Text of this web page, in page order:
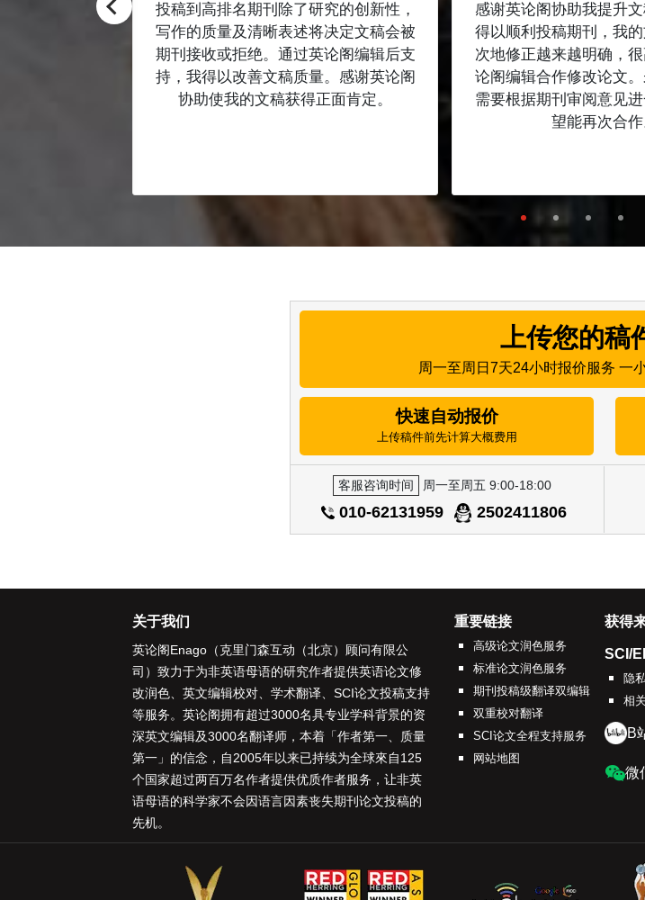
投稿到高排名期刊除了研究的创新性，
写作的质量及清晰表述将决定文稿会被
期刊接收或拒绝。通过英论阁编辑后支
持，我得以改善文稿质量。感谢英论阁
协助使我的文稿获得正面肯定。
感谢英论阁协助我提升文
得以顺利投稿期刊，我
次地修正越来越明确，
论阁编辑合作修改论文
需要根据期刊审阅意见
望能再次合作
上传您的稿
周一至周日7天24小时报价服务 一
快速自动报价
上传稿件前先计算大概费用
客服咨询时间 周一至周五 9:00-18:00
010-62131959 2502411806
关于我们
英论阁Enago（克里门森互动（北京）顾问有限公
司）致力于为非英语母语的研究作者提供英语论文修
改润色
英文编辑校对 学术翻译
SCI论文投稿支持
等服务。英论阁拥有超过3000名具专业学科背景的资
深英文编辑及3000名翻译师 ，本着「作者第一、质量
第一 」的信念，自2005年以来已持续为全球來自125
个国家超过两百万名作者提供优质作者服务，让非英
语母语的科学家不会因语言因素丧失期刊论文投稿的
先机。
重要链接
高级论文润色服务
标准论文润色服务
期刊投稿级翻译双编辑
双重校对翻译
SCI论文全程支持服务
网站地图
获得
SCI/
隐
相
B
微